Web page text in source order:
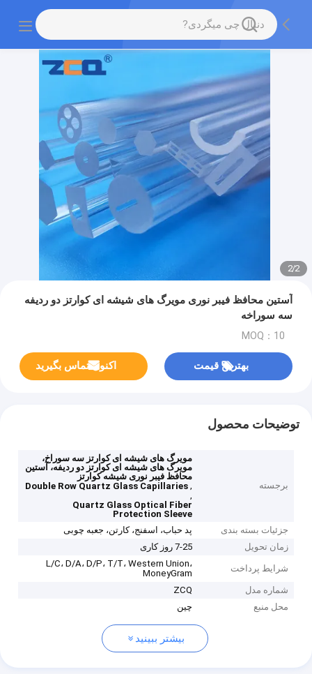
2
/
2
آستین محافظ فیبر نوری مویرگ های شیشه ای کوارتز دو ردیفه
سه سوراخه
MOQ：10
بهترین قیمت اکنون تماس بگیرید
توضیحات محصول
برجسته
مویرگ های شیشه ای کوارتز سه سوراخ،
مویرگ های شیشه ای کوارتز دو ردیفه، آستین
محافظ فیبر نوری شیشه کوارتز
,
Double Row Quartz Glass Capillaries
,
Quartz Glass Optical Fiber
Protection Sleeve
جزئیات بسته بندی
پد حباب، اسفنج، کارتن، جعبه چوبی
زمان تحویل
7-25 روز کاری
شرایط پرداخت
L/C، D/A، D/P، T/T، Western Union،
MoneyGram
شماره مدل
ZCQ
محل منبع
چین
بیشتر ببینید